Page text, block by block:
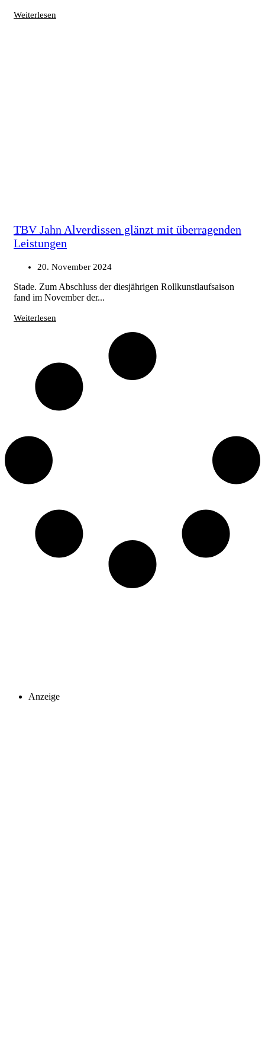
Weiterlesen
TBV Jahn Alverdissen glänzt mit überragenden
Leistungen
20. November 2024
Stade. Zum Abschluss der diesjährigen Rollkunstlaufsaison
fand im November der...
Weiterlesen
Anzeige